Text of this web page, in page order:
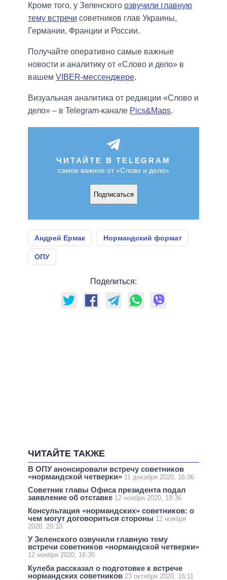
Кроме того, у Зеленского озвучили главную
тему встречи советников глав Украины,
Германии, Франции и России.
Получайте оперативно самые важные
новости и аналитику от «Слово и дело» в
вашем VIBER-мессенджере.
Визуальная аналитика от редакции «Слово и
дело» – в Telegram-канале Pics&Maps.
ЧИТАЙТЕ В TELEGRAM
самое важное от «Слово и дело»
Подписаться
Андрей Ермак Нормандский формат
ОПУ
Поделиться:
ЧИТАЙТЕ ТАКЖЕ
В ОПУ анонсировали встречу советников
«нормандской четверки» 11 декабря 2020, 16:06
Советник главы Офиса президента подал
заявление об отставке 12 ноября 2020, 18:36
Консультация «нормандских» советников: о
чем могут договориться стороны 12 ноября
2020, 20:10
У Зеленского озвучили главную тему
встречи советников «нормандской четверки»
12 ноября 2020, 16:35
Кулеба рассказал о подготовке к встрече
нормандских советников 23 октября 2020, 16:11